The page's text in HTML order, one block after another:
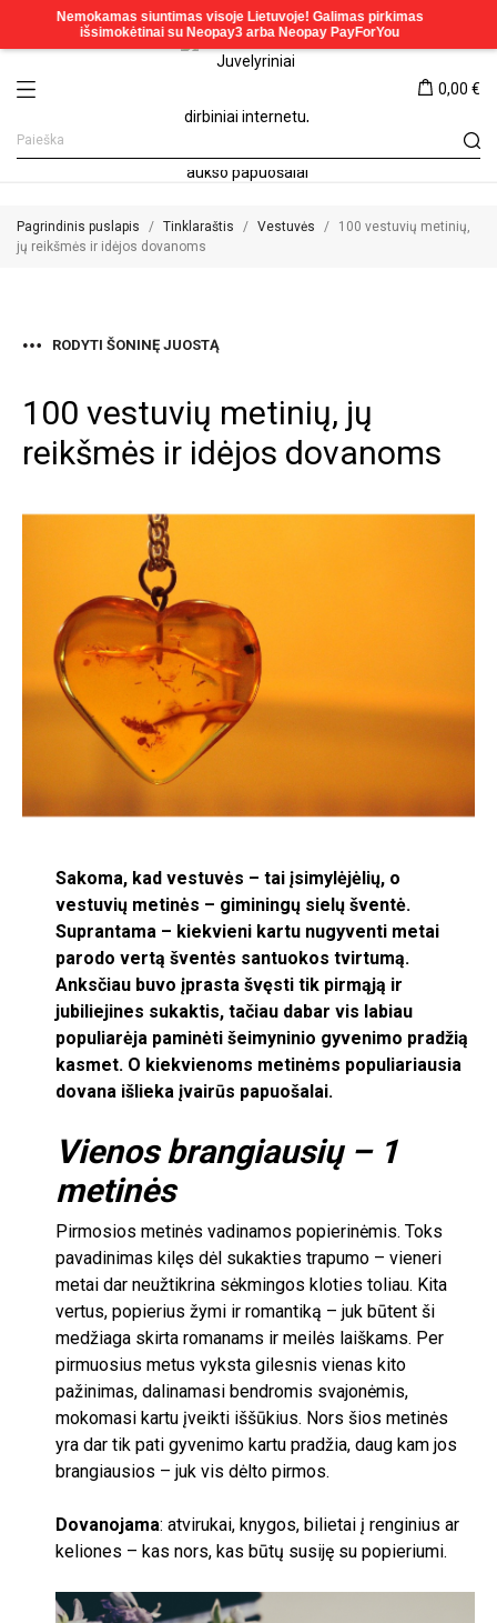
0,00 €
Pagrindinis puslapis Tinklaraštis Vestuvės
100 vestuvių metinių,
jų reikšmės ir idėjos dovanoms
RODYTI ŠONINĘ JUOSTĄ
100 vestuvių metinių, jų
reikšmės ir idėjos dovanoms
Sakoma, kad vestuvės – tai įsimylėjėlių, o
vestuvių metinės – giminingų sielų šventė.
Suprantama – kiekvieni kartu nugyventi metai
parodo vertą šventės santuokos tvirtumą.
Anksčiau buvo įprasta švęsti tik pirmąją ir
jubiliejines sukaktis, tačiau dabar vis labiau
populiarėja paminėti šeimyninio gyvenimo pradžią
kasmet. O kiekvienoms metinėms populiariausia
dovana išlieka įvairūs papuošalai.
Vienos brangiausių – 1
metinės
Pirmosios metinės vadinamos popierinėmis. Toks
pavadinimas kilęs dėl sukakties trapumo – vieneri
metai dar neužtikrina sėkmingos kloties toliau. Kita
vertus, popierius žymi ir romantiką – juk būtent ši
medžiaga skirta romanams ir meilės laiškams. Per
pirmuosius metus vyksta gilesnis vienas kito
pažinimas, dalinamasi bendromis svajonėmis,
mokomasi kartu įveikti iššūkius. Nors šios metinės
yra dar tik pati gyvenimo kartu pradžia, daug kam jos
brangiausios – juk vis dėlto pirmos.
Dovanojama: atvirukai, knygos, bilietai į renginius ar
keliones – kas nors, kas būtų susiję su popieriumi.